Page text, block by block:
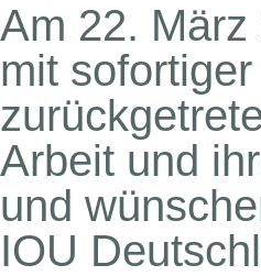
Am 22.
mit
Arbeit und
und
IOU